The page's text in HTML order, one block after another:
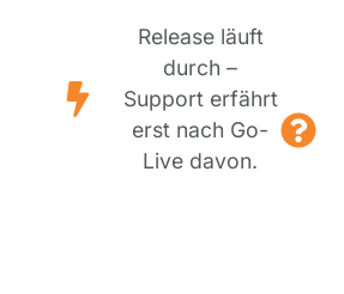
Release läuft
durch –
Support erfährt
erst nach Go-
Live davon.